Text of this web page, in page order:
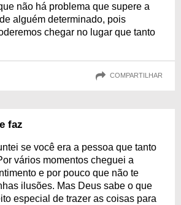
não há problema que supere a
alguém determinado, pois
chegar no lugar que tanto
COMPARTILHAR
faz
se você era a pessoa que tanto
vários momentos cheguei a
e por pouco que não te
ilusões. Mas Deus sabe o que
especial de trazer as coisas para